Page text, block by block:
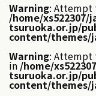
Warning: Attempt
/home/xs522307/
tsuruoka.or.jp/
content/themes/
Warning: Attempt
in /home/
tsuruoka.or.jp/
content/themes/